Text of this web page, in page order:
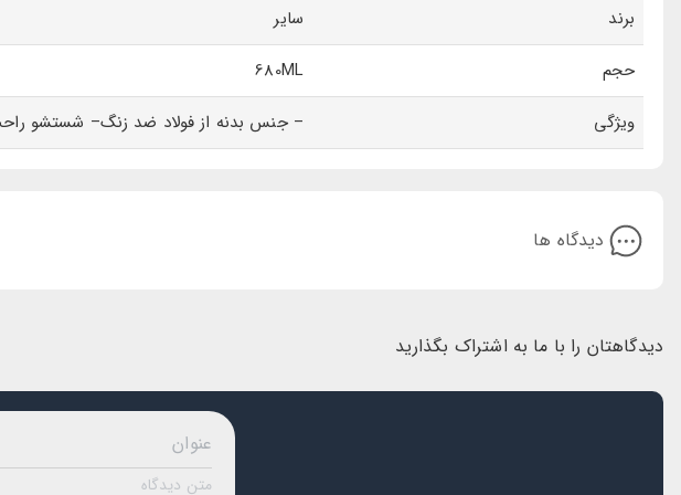
نوشیدنی گرم و یا خنک را در هر زمان و مکانی برای شما فراهم می‌کند. این محصول به همراه دو لیوان و یک
است. برایخرید قمقمه استیلاز فروشگاه ایران بابا دیدن کنید.
برند
سایر
حجم
680ML
ویژگی
– جنس بدنه از فولاد ضد زنگ– شستشو
دیدگاه ها
دیدگاهتان را با ما به اشتراک بگذارید